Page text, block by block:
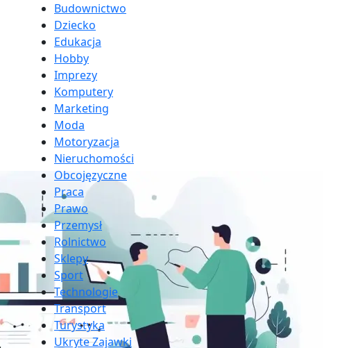
Budownictwo
Dziecko
Edukacja
Hobby
Imprezy
Komputery
Marketing
Moda
Motoryzacja
Nieruchomości
Obcojęzyczne
Praca
Prawo
Przemysł
Rolnictwo
Sklepy
Sport
Technologie
Transport
Turystyka
Ukryte Zajawki